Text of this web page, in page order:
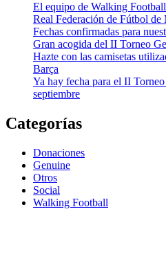
El equipo de Walking
Real Federación de Fútbol
Fechas confirmadas para
Gran acogida del II Torneo
Hazte con las camisetas
Barça
Ya hay fecha para el II
septiembre
Categorías
Donaciones
Genuine
Otros
Social
Walking Football